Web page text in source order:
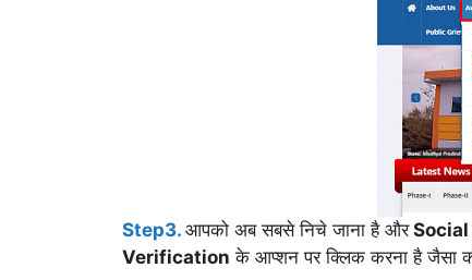
Step3. आपको अब सबसे निचे जाना है औरSocial
Verification के आप्शन पर क्लिक करना है जैसा